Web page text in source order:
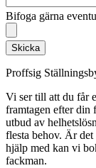
Bifoga gärna
Skicka
Proffsig
Vi ser till att du får
framtagen efter din
utbud av
flesta behov. Är
hjälp med kan vi
fackman.